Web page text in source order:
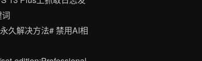
久解决方法# 禁用AI相